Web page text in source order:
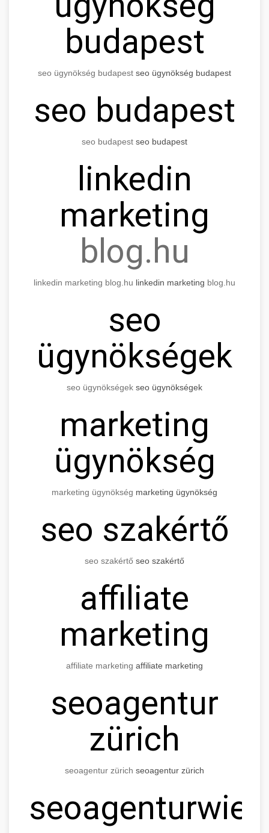
budapest
seo ügynökség budapest seo ügynökség budapest
seo budapest
seo budapest seo budapest
linkedin
marketing
blog.hu
linkedin marketing blog.hu linkedin marketing blog.hu
seo
ügynökségek
seo ügynökségek seo ügynökségek
marketing
ügynökség
marketing ügynökség marketing ügynökség
seo szakértő
seo szakértő seo szakértő
affiliate
marketing
affiliate marketing affiliate marketing
seoagentur
zürich
seoagentur zürich seoagentur zürich
seoagenturwien